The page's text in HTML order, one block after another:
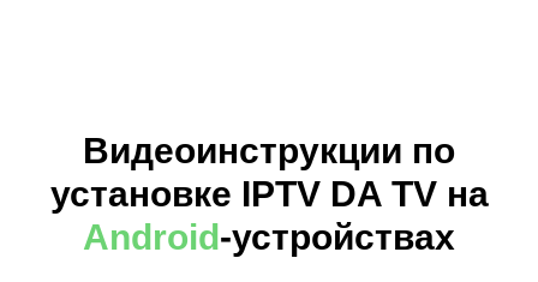
Видеоинструкции по
установке IPTV DA TV на
Android-устройствах